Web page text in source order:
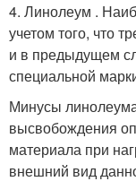
4. Линолеум .
учетом того, что
и в предыдущем
специальной
Минусы
высвобождения
материала при
внешний вид